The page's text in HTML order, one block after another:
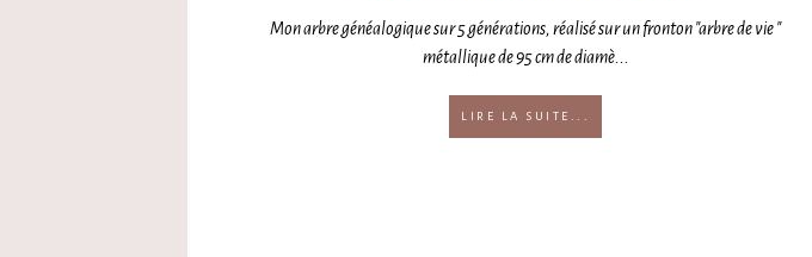
Mon arbre généalogique sur 5 générations, réalisé sur un fronton "arbre de vie "
métallique de 95 cm de diamè...
LIRE LA SUITE...